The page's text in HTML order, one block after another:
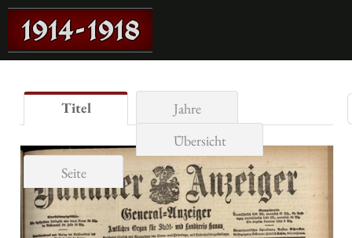
Titel
Jahre
Übersicht
Seite